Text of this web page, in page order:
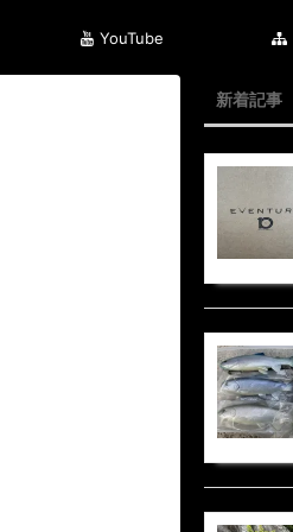
YouTube
新着記事